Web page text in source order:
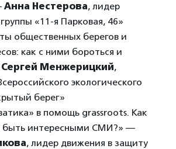
Анна Нестерова, лидер
«11-я Парковая, 46»
общественных берегов и
как с ними бороться и
Сергей Менжерицкий,
экологического
берег»
в помощь grassroots. Как
быть интересными СМИ?» —
, лидер движения в защиту